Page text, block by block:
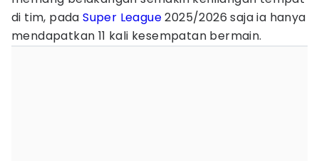
di tim, padaSuper League2025/2026 saja ia hanya
mendapatkan 11 kali kesempatan bermain.